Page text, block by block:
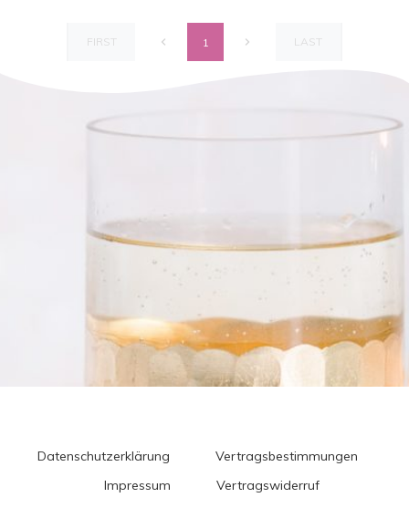
FIRST 1 LAST
Datenschutzerklärung
Vertragsbestimmungen
Impressum
Vertragswiderruf